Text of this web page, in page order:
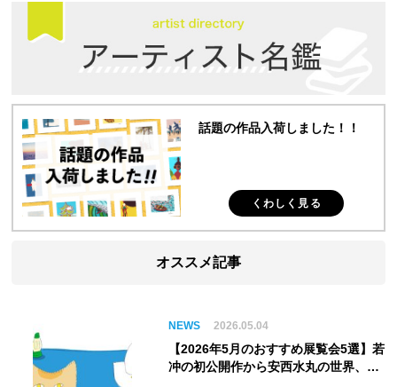
話題の作品入荷しました！！
くわしく見る
オススメ記事
NEWS 2026.05.04
【2026年5月のおすすめ展覧会5選】若
冲の初公開作から安西水丸の世界、そ